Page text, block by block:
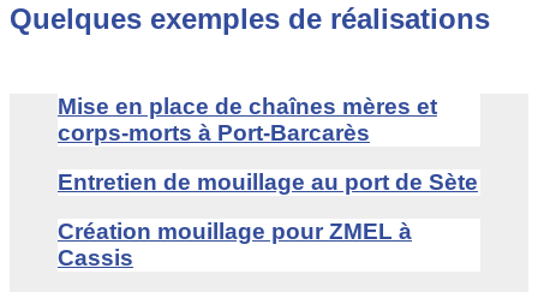
Quelques exemples de réalisations
Mise en place de chaînes mères et
corps-morts à Port-Barcarès
Entretien de mouillage au port de Sète
Création mouillage pour ZMEL à
Cassis